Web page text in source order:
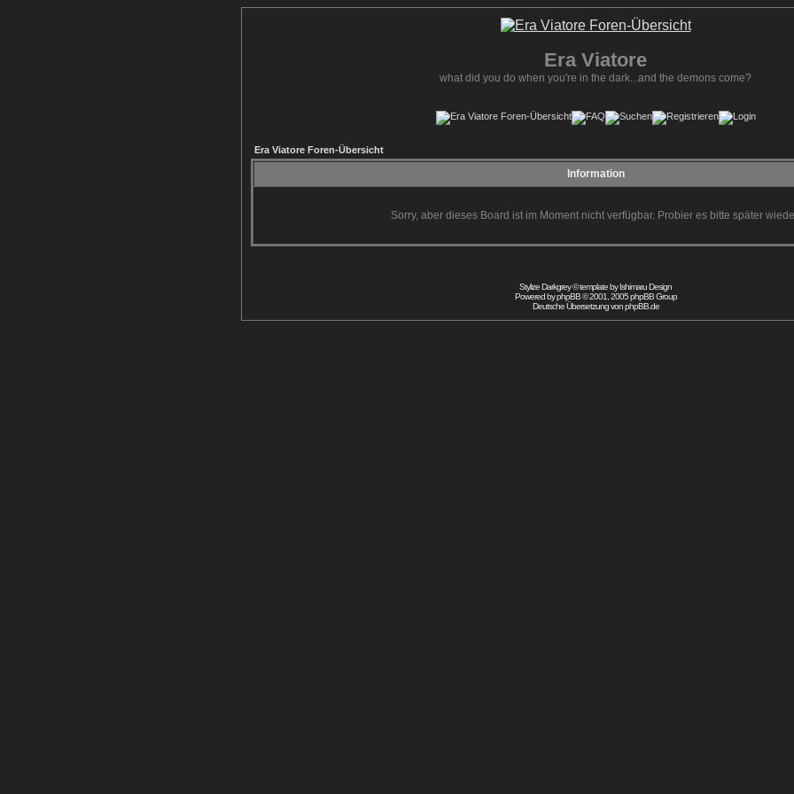
Era Viatore
what did you do when you're in the dark...and the demons come?
Era Viatore Foren-Übersicht
Information
Sorry, aber dieses Board ist im Moment nicht verfügbar. Probier es bitte später
Stylize Darkgrey © template byIshimaru Design
Powered byphpBB© 2001, 2005 phpBB Group
Deutsche Übersetzung vonphpBB.de